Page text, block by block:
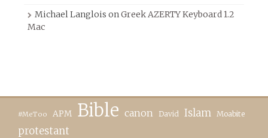
Michael Langlois onGreek AZERTY Keyboard 1.2
Mac
#MeToo APM Bible canon David Islam Moabite
protestant